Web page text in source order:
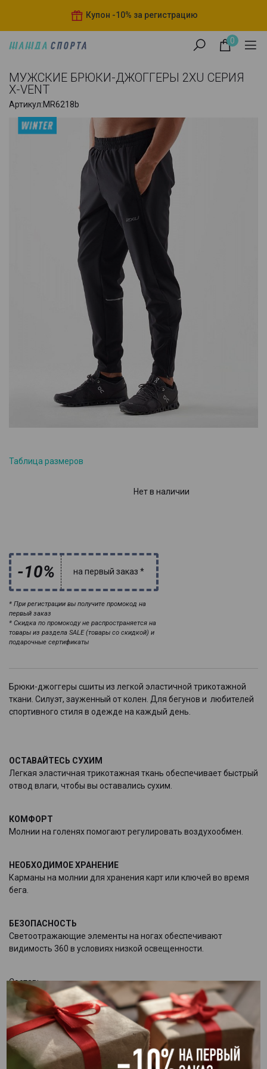
Купон -10% за регистрацию
0
МУЖСКИЕ БРЮКИ-ДЖОГГЕРЫ 2XU СЕРИЯ
X-VENT
Артикул:MR6218b
Таблица размеров
Нет в наличии
-10% на первый заказ *
* При регистрации вы получите промокод на
первый заказ
* Скидка по промокоду не распространяется на
товары из раздела SALE (товары со скидкой) и
подарочные сертификаты
Брюки-джоггеры сшиты из легкой эластичной трикотажной
ткани. Силуэт, зауженный от колен. Для бегунов и любителей
спортивного стиля в одежде на каждый день.
ОСТАВАЙТЕСЬ СУХИМ
Легкая эластичная трикотажная ткань обеспечивает быстрый
отвод влаги, чтобы вы оставались сухим.
КОМФОРТ
Молнии на голенях помогают регулировать воздухообмен.
НЕОБХОДИМОЕ ХРАНЕНИЕ
Карманы на молнии для хранения карт или ключей во время
бега.
БЕЗОПАСНОСТЬ
Светоотражающие элементы на ногах обеспечивают
видимость 360 в условиях низкой освещенности.
Состав:
86% Полиэстер
14% Спандекс
ОСОБЕННОСТИ
Зауженные джоггеры